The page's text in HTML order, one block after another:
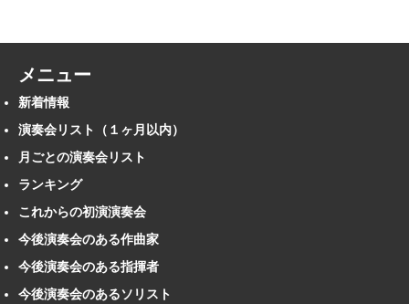
メニュー
新着情報
演奏会リスト（１ヶ月以内）
月ごとの演奏会リスト
ランキング
これからの初演演奏会
今後演奏会のある作曲家
今後演奏会のある指揮者
今後演奏会のあるソリスト